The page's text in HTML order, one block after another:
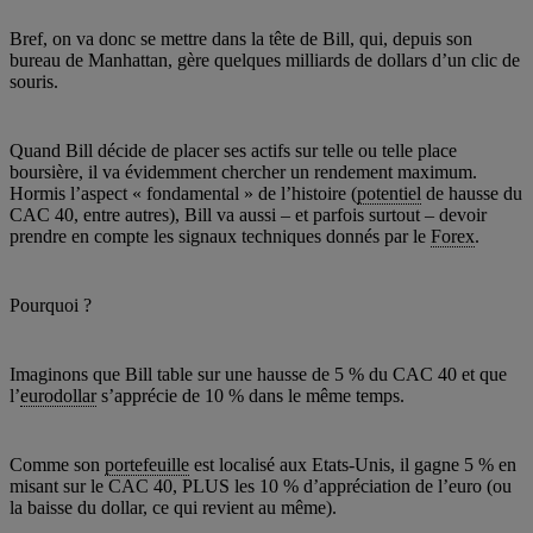
Bref, on va donc se mettre dans la tête de Bill, qui, depuis son
bureau de Manhattan, gère quelques milliards de dollars d’un clic de
souris.
Quand Bill décide de placer ses actifs sur telle ou telle place
boursière, il va évidemment chercher un rendement maximum.
Hormis l’aspect « fondamental » de l’histoire (potentiel de hausse du
CAC 40, entre autres), Bill va aussi – et parfois surtout – devoir
prendre en compte les signaux techniques donnés par le Forex.
Pourquoi ?
Imaginons que Bill table sur une hausse de 5 % du CAC 40 et que
l’eurodollars’apprécie de 10 % dans le même temps.
Comme son portefeuille est localisé aux Etats-Unis, il gagne 5 % en
misant sur le CAC 40, PLUS les 10 % d’appréciation de l’euro (ou
la baisse du dollar, ce qui revient au même).